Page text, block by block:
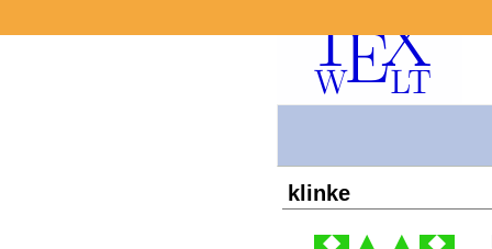
klinke